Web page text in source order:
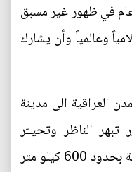
في ظهور غير مسبق
وعالمياً وأن يشارك
العراقية الى مدينة
الناظر وتحيــّر
العقول، حيث أن السائر يقطع مسافة بحدود 600 كيلو متر